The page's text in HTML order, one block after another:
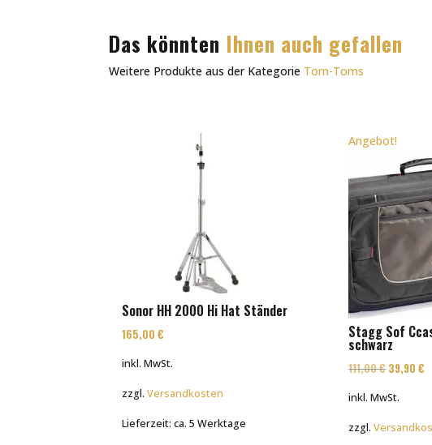
Das könnten Ihnen auch gefallen
Weitere Produkte aus der Kategorie Tom-Toms
Sonor HH 2000 Hi Hat Ständer
165,00€
inkl. MwSt.
zzgl.Versandkosten
Lieferzeit:ca. 5 Werktage
Angebot!
Stagg Sof
schwarz
111,00€
111,00 €
39,90€
inkl. MwSt.
zzgl.